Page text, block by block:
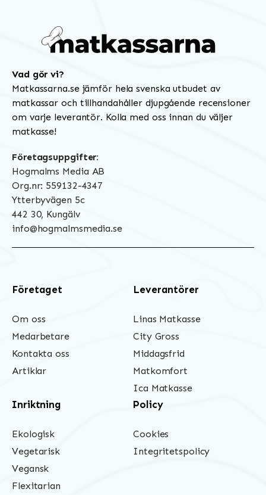
Vad gör vi?
Matkassarna.se jämför hela svenska utbudet av
matkassar och tillhandahåller djupgående recensioner
om varje leverantör. Kolla med oss innan du väljer
matkasse!
Företagsuppgifter:
Hogmalms Media AB
Org.nr: 559132-4347
Ytterbyvägen 5c
442 30, Kungälv
info@hogmalmsmedia.se
Företaget
Om oss
Medarbetare
Kontakta oss
Artiklar
Leverantörer
Linas Matkasse
City Gross
Middagsfrid
Matkomfort
Ica Matkasse
Inriktning
Ekologisk
Vegetarisk
Vegansk
Flexitarian
Policy
Cookies
Integritetspolicy